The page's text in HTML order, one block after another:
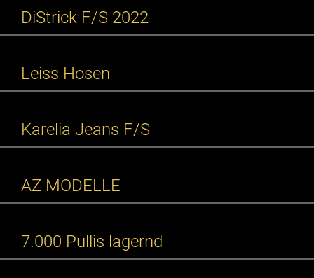
DiStrick F/S 2022
Leiss Hosen
Karelia Jeans F/S
AZ MODELLE
7.000 Pullis lagernd